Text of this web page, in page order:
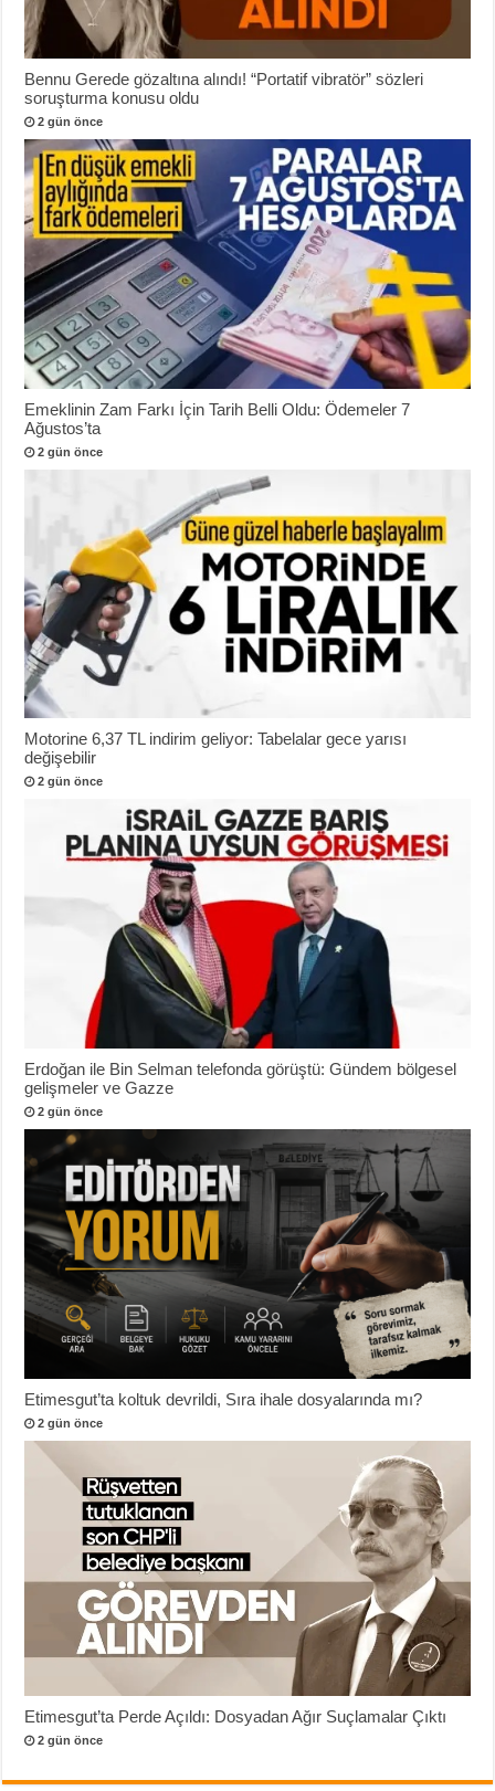
Bennu Gerede gözaltına alındı! “Portatif vibratör” sözleri
soruşturma konusu oldu
2 gün önce
Emeklinin Zam Farkı İçin Tarih Belli Oldu: Ödemeler 7
Ağustos’ta
2 gün önce
Motorine 6,37 TL indirim geliyor: Tabelalar gece yarısı
değişebilir
2 gün önce
Erdoğan ile Bin Selman telefonda görüştü: Gündem bölgesel
gelişmeler ve Gazze
2 gün önce
Etimesgut’ta koltuk devrildi, Sıra ihale dosyalarında mı?
2 gün önce
Etimesgut’ta Perde Açıldı: Dosyadan Ağır Suçlamalar Çıktı
2 gün önce